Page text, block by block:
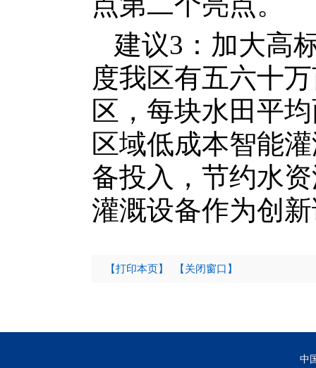
建议3：加大高
度我区有五六十
区，每块水田平
区域低成本智能
备投入，节约水
灌溉设备作为创
【打印本页】 【关闭窗口】
中